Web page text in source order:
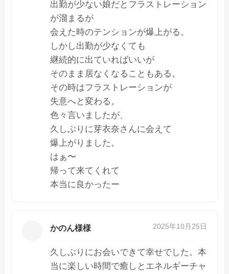
出勤が少ない娘だとフラストレーション
が溜まるが
会えた時のテンションが爆上がる。
しかし出勤が少なくても
継続的に出ていればいいが
そのまま居なくなることもある。
その時はフラストレーションが
失意へと変わる。
色々言いましたが、
久しぶりに芽衣奈さんに会えて
爆上がりました。
はぁ〜
帰って来てくれて
本当に良かったー
かのん様様 2025年10月25日
久しぶりにお会いできて幸せでした。本
当に楽しい時間で癒しとエネルギーチャ